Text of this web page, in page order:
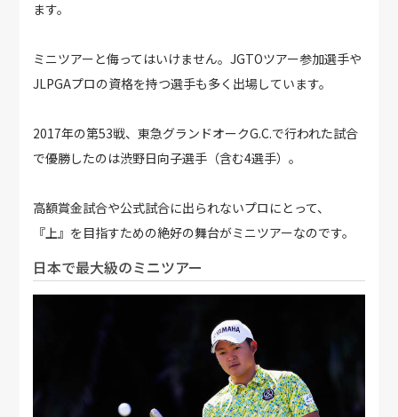
ます。
ミニツアーと侮ってはいけません。JGTOツアー参加選手や
JLPGAプロの資格を持つ選手も多く出場しています。
2017年の第53戦、東急グランドオークG.C.で行われた試合
で優勝したのは渋野日向子選手（含む4選手）。
高額賞金試合や公式試合に出られないプロにとって、
『上』を目指すための絶好の舞台がミニツアーなのです。
日本で最大級のミニツアー